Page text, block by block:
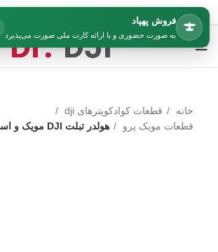
فروش پهپاد
به صورت حضوری و با ارائه کارت ملی صورت می‌پذیرد
خانه
قطعات کوادکوپترهای dji
قطعات مویک پرو
هولدر تبلت DJI مویک و اسپارک